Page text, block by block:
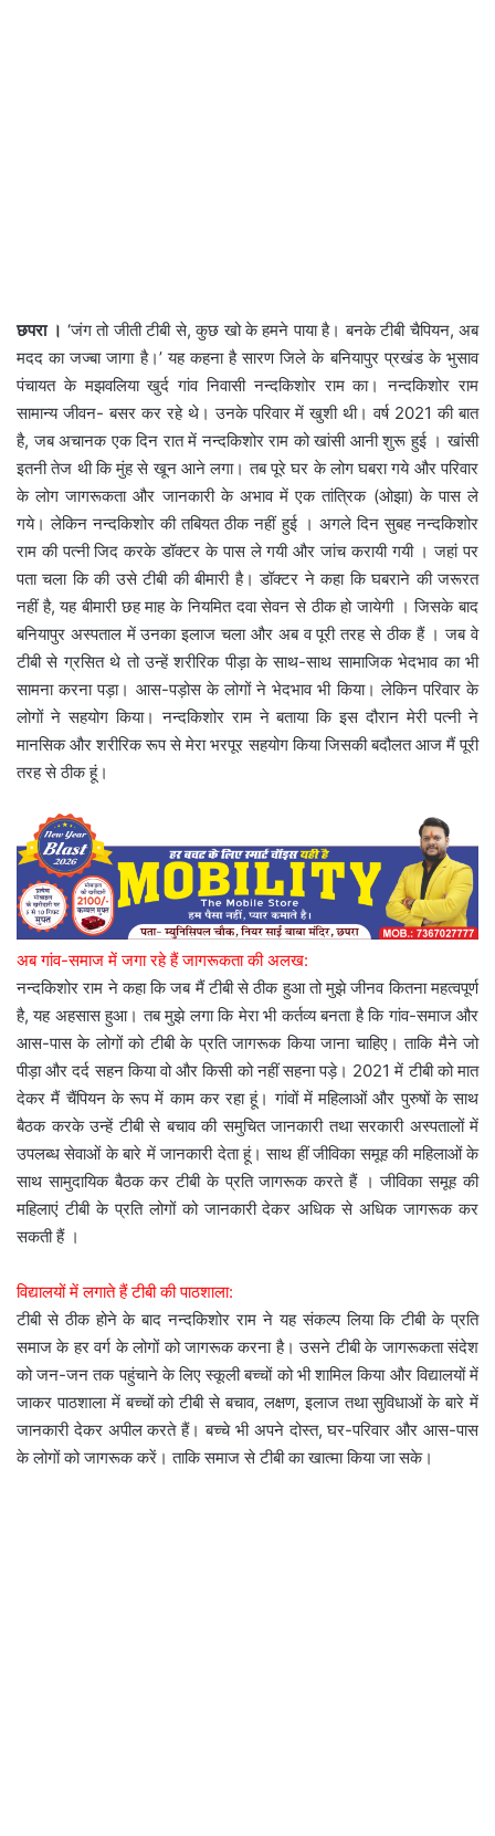
छपरा । ‘जंग तो जीती टीबी से, कुछ खो के हमने पाया है। बनके टीबी चैपियन, अब
मदद का जज्बा जागा है।’ यह कहना है सारण जिले के बनियापुर प्रखंड के भुसाव
पंचायत के मझवलिया खुर्द गांव निवासी नन्दकिशोर राम का। नन्दकिशोर राम
सामान्य जीवन- बसर कर रहे थे। उनके परिवार में खुशी थी। वर्ष 2021 की बात
है, जब अचानक एक दिन रात में नन्दकिशोर राम को खांसी आनी शुरू हुई । खांसी
इतनी तेज थी कि मुंह से खून आने लगा। तब पूरे घर के लोग घबरा गये और परिवार
के लोग जागरूकता और जानकारी के अभाव में एक तांत्रिक (ओझा) के पास ले
गये। लेकिन नन्दकिशोर की तबियत ठीक नहीं हुई । अगले दिन सुबह नन्दकिशोर
राम की पत्नी जिद करके डॉक्टर के पास ले गयी और जांच करायी गयी । जहां पर
पता चला कि की उसे टीबी की बीमारी है। डॉक्टर ने कहा कि घबराने की जरूरत
नहीं है, यह बीमारी छह माह के नियमित दवा सेवन से ठीक हो जायेगी । जिसके बाद
बनियापुर अस्पताल में उनका इलाज चला और अब व पूरी तरह से ठीक हैं । जब वे
टीबी से ग्रसित थे तो उन्हें शरीरिक पीड़ा के साथ-साथ सामाजिक भेदभाव का भी
सामना करना पड़ा। आस-पड़ोस के लोगों ने भेदभाव भी किया। लेकिन परिवार के
लोगों ने सहयोग किया। नन्दकिशोर राम ने बताया कि इस दौरान मेरी पत्नी ने
मानसिक और शरीरिक रूप से मेरा भरपूर सहयोग किया जिसकी बदौलत आज मैं पूरी
तरह से ठीक हूं।
अब गांव-समाज में जगा रहे हैं जागरूकता की अलख:
नन्दकिशोर राम ने कहा कि जब मैं टीबी से ठीक हुआ तो मुझे जीनव कितना महत्वपूर्ण
है, यह अहसास हुआ। तब मुझे लगा कि मेरा भी कर्तव्य बनता है कि गांव-समाज और
आस-पास के लोगों को टीबी के प्रति जागरूक किया जाना चाहिए। ताकि मैने जो
पीड़ा और दर्द सहन किया वो और किसी को नहीं सहना पड़े। 2021 में टीबी को मात
देकर मैं चैंपियन के रूप में काम कर रहा हूं। गांवों में महिलाओं और पुरुषों के साथ
बैठक करके उन्हें टीबी से बचाव की समुचित जानकारी तथा सरकारी अस्पतालों में
उपलब्ध सेवाओं के बारे में जानकारी देता हूं। साथ हीं जीविका समूह की महिलाओं के
साथ सामुदायिक बैठक कर टीबी के प्रति जागरूक करते हैं । जीविका समूह की
महिलाएं टीबी के प्रति लोगों को जानकारी देकर अधिक से अधिक जागरूक कर
सकती हैं ।
विद्यालयों में लगाते हैं टीबी की पाठशाला:
टीबी से ठीक होने के बाद नन्दकिशोर राम ने यह संकल्प लिया कि टीबी के प्रति
समाज के हर वर्ग के लोगों को जागरूक करना है। उसने टीबी के जागरूकता संदेश
को जन-जन तक पहुंचाने के लिए स्कूली बच्चों को भी शामिल किया और विद्यालयों में
जाकर पाठशाला में बच्चों को टीबी से बचाव, लक्षण, इलाज तथा सुविधाओं के बारे में
जानकारी देकर अपील करते हैं। बच्चे भी अपने दोस्त, घर-परिवार और आस-पास
के लोगों को जागरूक करें। ताकि समाज से टीबी का खात्मा किया जा सके।